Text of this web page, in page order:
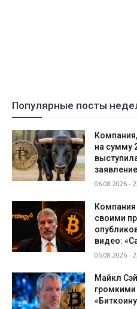
Популярные посты
на сумму
06.08.2026 -
Компания
своими
видео:
05.08.2026 -
Майкл
громкими